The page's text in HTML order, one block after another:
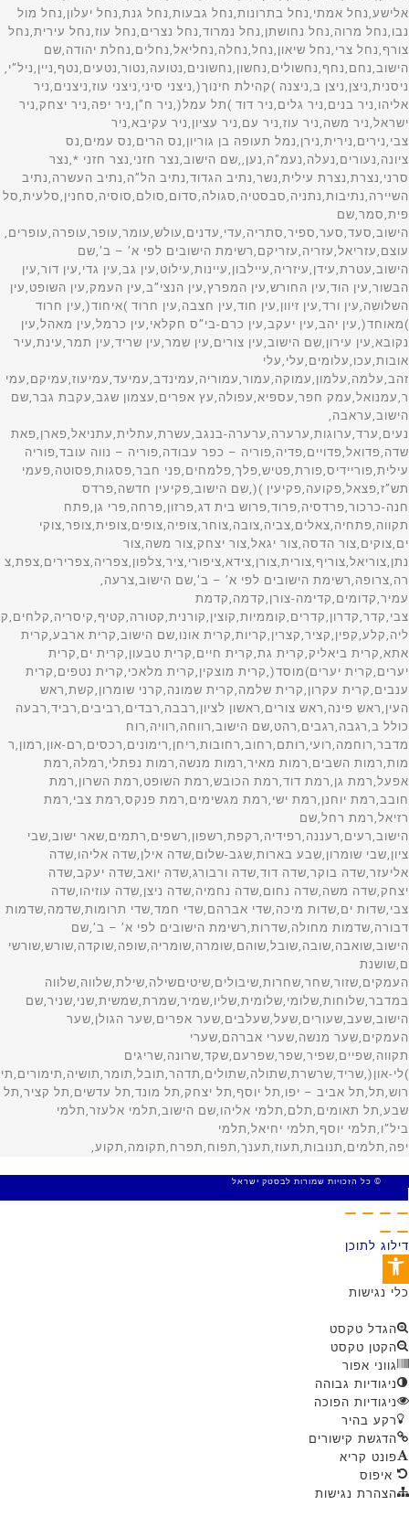
© כל הזכויות שמורות לבסטק ישראל
דילוג לתוכן
פתח סרגל נגישות
כלי נגישות
הגדל טקסט
הקטן טקסט
גווני אפור
ניגודיות גבוהה
ניגודיות הפוכה
רקע בהיר
הדגשת קישורים
פונט קריא
איפוס
הצהרת נגישות